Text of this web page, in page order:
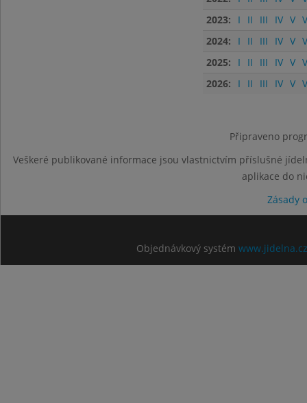
2023:
I II III IV V
2024:
I II III IV V
2025:
I II III IV V
2026:
I II III IV V
Připraveno
Veškeré publikované informace jsou vlastnictvím příslušné
aplikace do
Zásady
Objednávkový systém www.jidelna.cz